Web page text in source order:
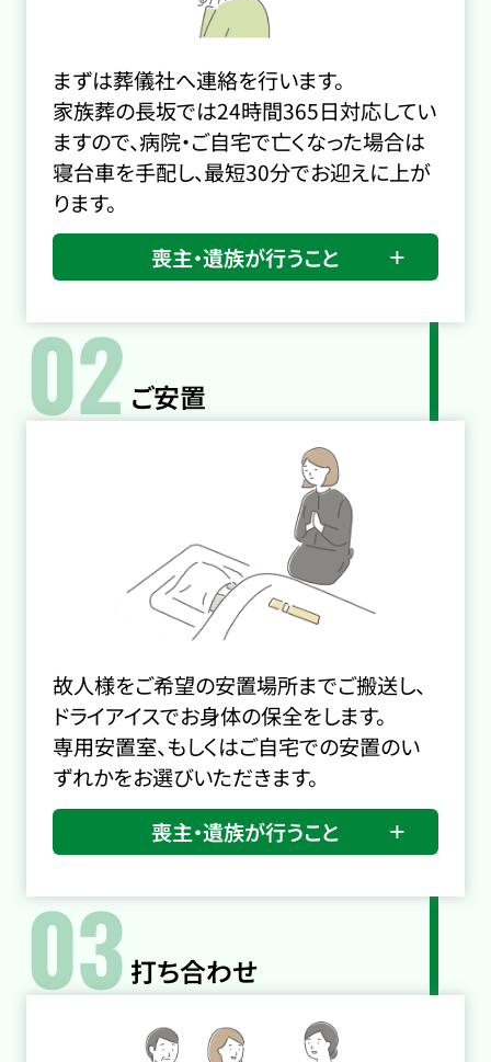
まずは葬儀社へ連絡を行います。
家族葬の長坂では24時間365日対応してい
ますので、病院・ご自宅で亡くなった場合は
寝台車を手配し、最短30分でお迎えに上が
ります。
喪主・遺族が行うこと
02 ご安置
故人様をご希望の安置場所までご搬送し、
ドライアイスでお身体の保全をします。
専用安置室、もしくはご自宅での安置のい
ずれかをお選びいただきます。
喪主・遺族が行うこと
03 打ち合わせ